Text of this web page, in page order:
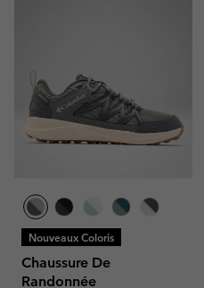
Nouveaux Coloris
Chaussure De
Randonnée